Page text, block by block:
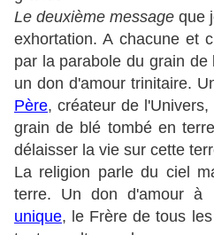
Le deuxième message que
exhortation. A chacune et
par la parabole du grain
un don d'amour trinitaire.
Père, créateur de
grain de blé tombé en
délaisser la vie sur cette
La religion parle du ciel
terre. Un don d'amour à
unique, le Frère de tous